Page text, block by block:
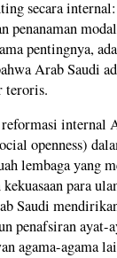
secara
penanaman
pentingnya,
Arab Saudi
teroris.
internal
openness)
lembaga yang
para
Saudi
penafsiran
agama-agama